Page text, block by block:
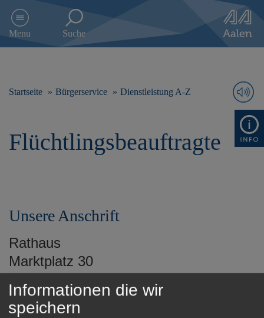
e
p
e
Menu Suche
Startseite Bürgerservice Dienstleistung A-Z
Flüchtlingsbeauftragte
Unsere Anschrift
Rathaus
Marktplatz 30
Lage im GIS-Geodatenportal anzeigen
Informationen die wir
speichern